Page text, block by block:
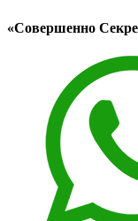
«Совершенно